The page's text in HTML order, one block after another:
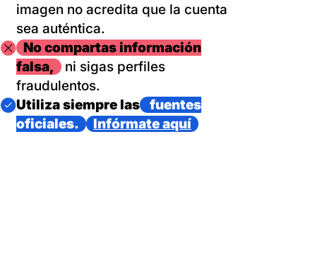
imagen no acredita que la cuenta
sea auténtica.
ImagenNo compartas información
falsa,
ni sigas perfiles
fraudulentos.
Imagen
Utiliza siempre las
fuentes
oficiales.
Infórmate aquí